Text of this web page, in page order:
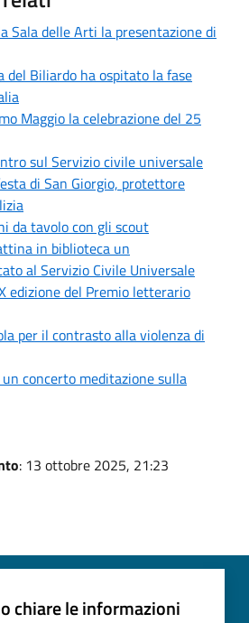
Sala delle Arti la presentazione di
del Biliardo ha ospitato la fase
Maggio la celebrazione del 25
sul Servizio civile universale
di San Giorgio, protettore
da tavolo con gli scout
in biblioteca un
al Servizio Civile Universale
edizione del Premio letterario
per il contrasto alla violenza di
concerto meditazione sulla
: 13 ottobre 2025, 21:23
chiare le informazioni